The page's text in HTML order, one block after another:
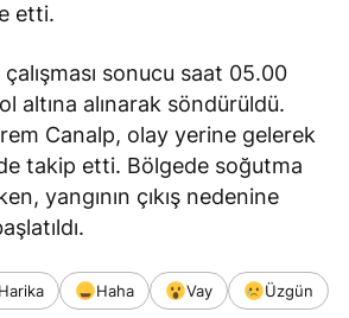
etti.
sonucu saat 05.00
altına alınarak söndürüldü.
Canalp, olay yerine gelerek
takip etti. Bölgede soğutma
yangının çıkış nedenine
Harika Haha Vay
Üzgün